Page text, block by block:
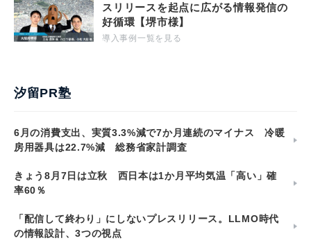
スリリースを起点に広がる情報発信の
好循環【堺市様】
導入事例一覧を見る
汐留PR塾
6月の消費支出、実質3.3%減で7か月連続のマイナス 冷暖
房用器具は22.7%減 総務省家計調査
きょう8月7日は立秋 西日本は1か月平均気温「高い」確
率60％
「配信して終わり」にしないプレスリリース。LLMO時代
の情報設計、3つの視点